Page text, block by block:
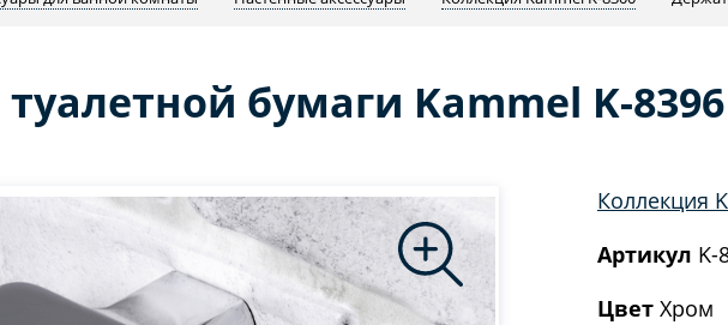
бумаги Kammel K-8396
Коллекция
Артикул K-
Цвет Хром